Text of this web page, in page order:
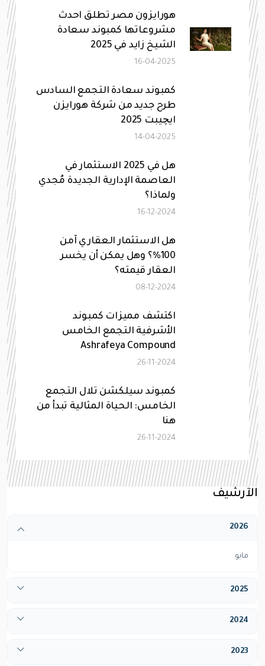
هورايزون مصر تطلق احدث
مشروعاتها كمبوند سعادة
الشيخ زايد في 2025
16-04-2025
كمبوند سعادة التجمع السادس
طرح جديد من شركة هورايزن
ايچيبت 2025
14-04-2025
هل في 2025 الاستثمار في
العاصمة الإدارية الجديدة مُجدي
ولماذا؟
16-12-2024
هل الاستثمار العقاري آمن
100%؟ وهل يمكن أن يخسر
العقار قيمته؟
08-12-2024
اكتشف مميزات كمبوند
الأشرفية التجمع الخامس
Ashrafeya Compound
26-11-2024
كمبوند سيلكشن تلال التجمع
الخامس: الحياة المثالية تبدأ من
هنا
26-11-2024
الآرشيف
2026
مايو
2025
2024
2023